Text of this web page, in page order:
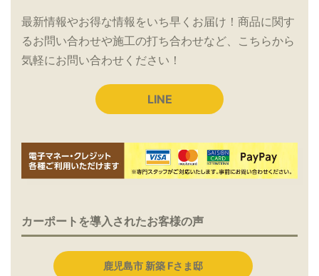
最新情報やお得な情報をいち早くお届け！商品に関す
るお問い合わせや施工の打ち合わせなど、こちらから
気軽にお問い合わせください！
LINE
カーポートを導入されたお客様の声
鹿児島市 新築 Fさま邸